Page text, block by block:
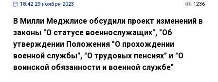
18:42 29 ноября 2023 1236
В Милли Меджлисе обсудили проект изменений в
законы "О статусе военнослужащих", "Об
утверждении Положения "О прохождении
военной службы", "О трудовых пенсиях" и "О
воинской обязанности и военной службе"